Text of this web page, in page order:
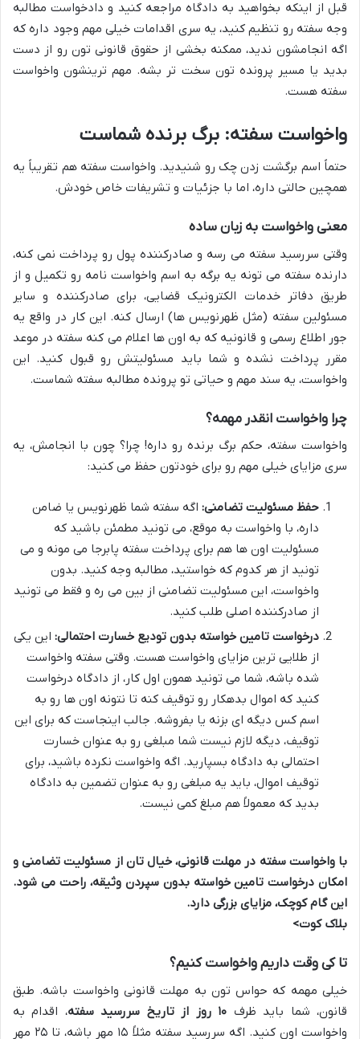
قبل از اینکه بخواهید به دادگاه مراجعه کنید و دادخواست مطالبه
وجه سفته رو تنظیم کنید، یه سری اقدامات خیلی مهم وجود داره که
اگه انجامشون ندید، ممکنه بخشی از حقوق قانونی تون رو از دست
بدید یا مسیر پرونده تون سخت تر بشه. مهم ترینشون واخواست
سفته هست.
واخواست سفته: برگ برنده شماست
حتماً اسم برگشت زدن چک رو شنیدید. واخواست سفته هم تقریباً یه
همچین حالتی داره، اما با جزئیات و تشریفات خاص خودش.
معنی واخواست به زبان ساده
وقتی سررسید سفته می رسه و صادرکننده پول رو پرداخت نمی کنه،
دارنده سفته می تونه یه برگه به اسم واخواست نامه رو تکمیل و از
طریق دفاتر خدمات الکترونیک قضایی، برای صادرکننده و سایر
مسئولین سفته (مثل ظهرنویس ها) ارسال کنه. این کار در واقع یه
جور اطلاع رسمی و قانونیه که به اون ها اعلام می کنه سفته در موعد
مقرر پرداخت نشده و شما باید مسئولیتش رو قبول کنید. این
واخواست، یه سند مهم و حیاتی تو پرونده مطالبه سفته شماست.
چرا واخواست انقدر مهمه؟
واخواست سفته، حکم برگ برنده رو داره! چرا؟ چون با انجامش، یه
سری مزایای خیلی مهم رو برای خودتون حفظ می کنید:
حفظ مسئولیت تضامنی: اگه سفته شما ظهرنویس یا ضامن
داره، با واخواست به موقع، می تونید مطمئن باشید که
مسئولیت اون ها هم برای پرداخت سفته پابرجا می مونه و می
تونید از هر کدوم که خواستید، مطالبه وجه کنید. بدون
واخواست، این مسئولیت تضامنی از بین می ره و فقط می تونید
از صادرکننده اصلی طلب کنید.
درخواست تامین خواسته بدون تودیع خسارت احتمالی: این یکی
از طلایی ترین مزایای واخواست هست. وقتی سفته واخواست
شده باشه، شما می تونید همون اول کار، از دادگاه درخواست
کنید که اموال بدهکار رو توقیف کنه تا نتونه اون ها رو به
اسم کس دیگه ای بزنه یا بفروشه. جالب اینجاست که برای این
توقیف، دیگه لازم نیست شما مبلغی رو به عنوان خسارت
احتمالی به دادگاه بسپارید. اگه واخواست نکرده باشید، برای
توقیف اموال، باید یه مبلغی رو به عنوان تضمین به دادگاه
بدید که معمولاً هم مبلغ کمی نیست.
با واخواست سفته در مهلت قانونی، خیال تان از مسئولیت تضامنی و
امکان درخواست تامین خواسته بدون سپردن وثیقه، راحت می شود.
این گام کوچک، مزایای بزرگی دارد.
بلاک کوت>
تا کی وقت داریم واخواست کنیم؟
خیلی مهمه که حواس تون به مهلت قانونی واخواست باشه. طبق
قانون، شما باید ظرف ۱۰ روز از تاریخ سررسید سفته
، اقدام به
واخواست اون کنید. اگه سررسید سفته مثلاً ۱۵ مهر باشه، تا ۲۵ مهر